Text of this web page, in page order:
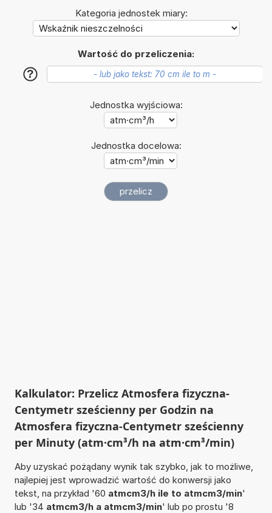
Kategoria jednostek miary:
Wartość do przeliczenia:
?
Jednostka wyjściowa:
Jednostka docelowa:
Kalkulator: Przelicz Atmosfera fizyczna-
Centymetr sześcienny per Godzin na
Atmosfera fizyczna-Centymetr sześcienny
per Minuty (atm·cm³/h na atm·cm³/min)
Aby uzyskać pożądany wynik tak szybko, jak to możliwe,
najlepiej jest wprowadzić wartość do konwersji jako
tekst, na przykład '60 atmcm3/h ile to atmcm3/min'
lub '34 atmcm3/h a atmcm3/min' lub po prostu '8